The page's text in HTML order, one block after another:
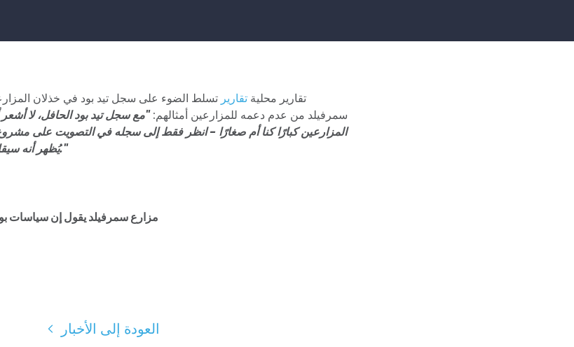
تقارير محلية تقارير تسلط الضوء على سجل تيد بود في خذلان
سمرفيلد من عدم دعمه للمزارعين أمثالهم:"مع سجل تيد بود الحافل، لا
يُظهر أنه سيقاتل من أجل مزارع مثل مزارعنا."
: مزارع سمرفيلد يقول إن سياسات
العودة إلى الأخبار